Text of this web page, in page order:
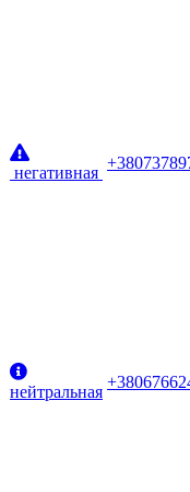
негативная
нейтральная